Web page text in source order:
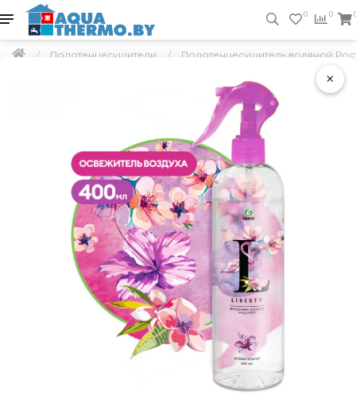
×
0 0
Полотенцесушители Полотенцесушитель водяной